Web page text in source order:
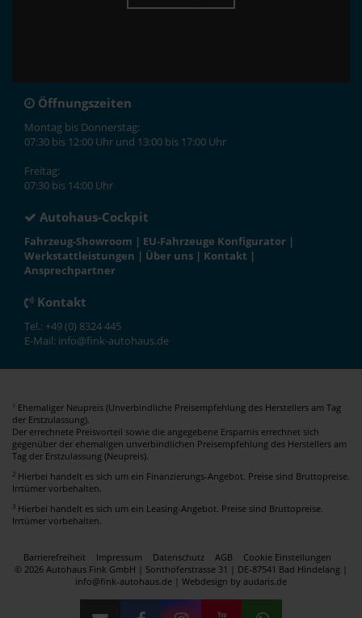
Öffnungszeiten
Montag bis Donnerstag:
07:30 bis 12:00 Uhr und 13:00 bis 17:00 Uhr
Freitag:
07:30 bis 14:00 Uhr
Autohaus-Cockpit
Fahrzeug-Showroom | EU-Fahrzeuge Konfigurator |
Werkstattleistungen | Über uns | Kontakt |
Ansprechpartner
Kontakt
Tel.: +49 (0) 8324 445
E-Mail: info@fink-autohaus.de
1 Ehemaliger Neupreis (Unverbindliche Preisempfehlung des Herstellers am Tag
der Erstzulassung).
Der errechnete Preisvorteil sowie die angegebene Ersparnis errechnet sich
gegenüber der ehemaligen unverbindlichen Preisempfehlung des Herstellers am
Tag der Erstzulassung (Neupreis).
2 Hierbei handelt es sich um ein Finanzierungs-Angebot. Preise sind Bruttopreise.
Irrtümer vorbehalten.
3 Hierbei handelt es sich um ein Leasing-Angebot. Preise sind Bruttopreise.
Irrtümer vorbehalten.
Barrierefreiheit Impressum Datenschutz AGB
Cookie Einstellungen
© 2026 Autohaus Fink GmbH | Sonthoferstrasse 31 | DE-87541 Bad Hindelang |
info@fink-autohaus.de | Webdesign by audaris.de